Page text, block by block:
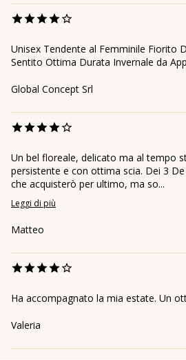
Unisex Tendente al Femminile Fiorito
Sentito Ottima Durata Invernale da
Global Concept Srl
Un bel floreale, delicato ma al tempo
persistente e con ottima scia. Dei 3
che acquisterò per ultimo, ma so...
Leggi di più
Matteo
Ha accompagnato la mia estate. Un
Valeria